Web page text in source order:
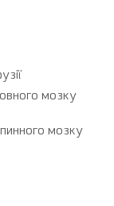
мозку
мозку